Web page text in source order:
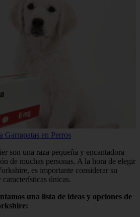
Garrapatas en Perros
son una raza pequeña y encantadora
de muchas personas. A la hora de elegir
es importante considerar su
únicas.
una lista de ideas y opciones de